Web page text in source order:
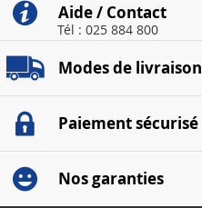
Aide / Contact
Tél : 025 884 800
Modes de livraison
Paiement sécurisé
Nos garanties